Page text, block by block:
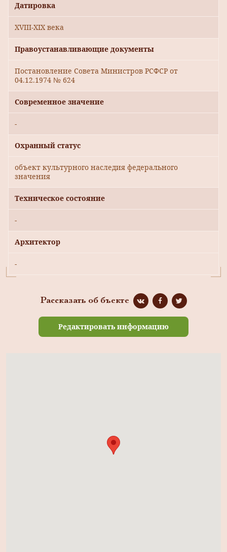
Датировка
XVIII-XIX века
Правоустанавливающие документы
Постановление Совета Министров РСФСР от
04.12.1974 № 624
Современное значение
-
Охранный статус
объект культурного наследия федерального
значения
Техническое состояние
-
Архитектор
-
Рассказать об бъекте
Редактировать информацию